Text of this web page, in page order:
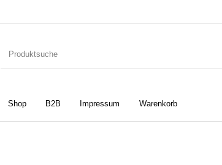
Shop B2B Impressum Warenkorb